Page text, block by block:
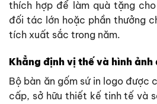
thích hợp để làm quà tặng
đối tác lớn hoặc phần thưởng
tích xuất sắc trong năm.
Khẳng định vị thế và hình ảnh
Bộ bàn ăn gốm sứ in logo
cấp, sở hữu thiết kế tinh tế và